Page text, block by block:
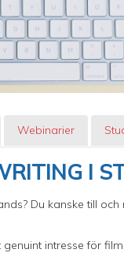
Webinarier
I
Du kanske till
intresse för